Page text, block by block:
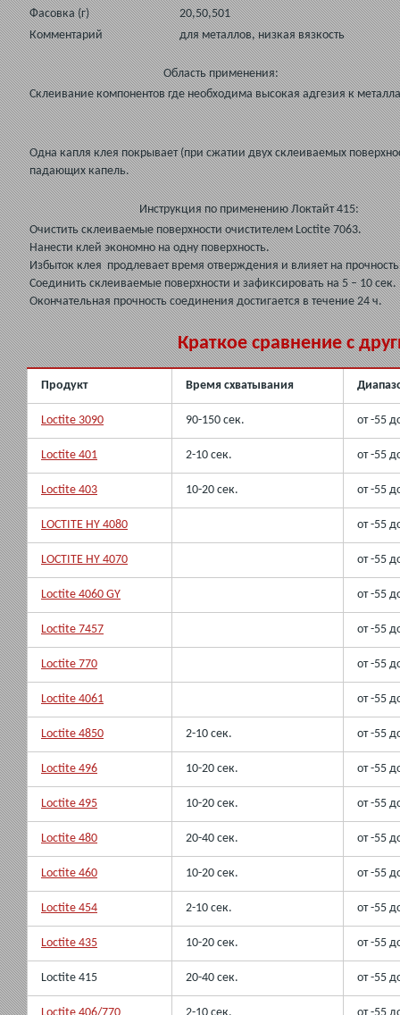
Фасовка (г)
20,50,501
Комментарий
для металлов, низкая вязкость
Область применения:
Склеивание компонентов где необходима высокая адгезия к
Одна капля клея покрывает (при сжатии двух склеиваемых
падающих капель.
Инструкция по применению Локтайт 415:
Очистить склеиваемые поверхности очистителем Loctite 7063.
Нанести клей экономно на одну поверхность.
Избыток клея продлевает время отверждения и влияет на
Соединить склеиваемые поверхности и зафиксировать на 5 – 10 сек.
Окончательная прочность соединения достигается в течение 24 ч.
Краткое сравнение с
Продукт Время схватывания
Loctite 3090 90-150 сек. от -55
Loctite 401 2-10 сек. от -55
Loctite 403 10-20 сек. от -55
LOCTITE HY 4080 от -55
LOCTITE HY 4070 от -55
Loctite 4060 GY от -55
Loctite 7457 от -55
Loctite 770 от -55
Loctite 4061 от -55
Loctite 4850 2-10 сек. от -55
Loctite 496 10-20 сек. от -55
Loctite 495 10-20 сек. от -55
Loctite 480 20-40 сек. от -55
Loctite 460 10-20 сек. от -55
Loctite 454 2-10 сек. от -55
Loctite 435 10-20 сек. от -55
Loctite 415 20-40 сек. от -55